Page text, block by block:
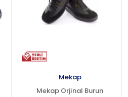
Mekap
Mekap Orjinal Burun